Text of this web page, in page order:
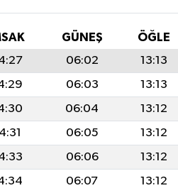
GÜNEŞ ÖĞLE
06:02 13:13
06:03 13:13
06:04 13:12
06:05 13:12
06:06 13:12
06:07 13:12